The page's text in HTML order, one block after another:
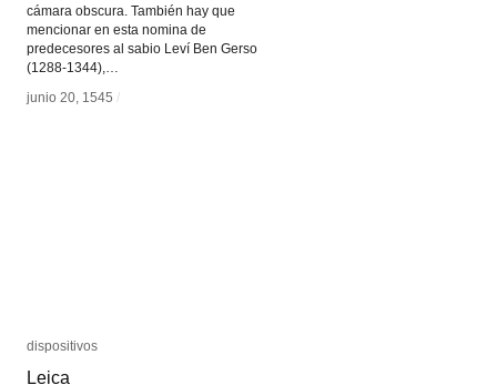
cámara obscura. También hay que
mencionar en esta nomina de
predecesores al sabio Leví Ben Gerso
(1288-1344),…
junio 20, 1545 /
junio 20, 1545 /
dispositivos
Leica
dispositivos
Leica